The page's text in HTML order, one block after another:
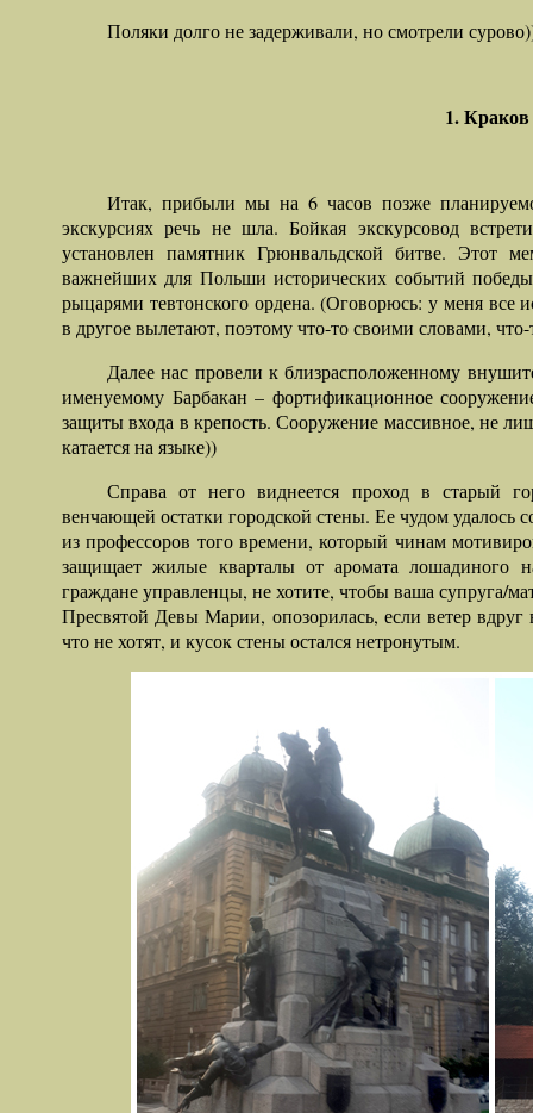
Поляки долго не задерживали, но смотрели
1. Краков
Итак, прибыли мы на 6 часов позже
экскурсиях речь не шла. Бойкая экскурсовод
установлен памятник Грюнвальдской битве. Этот
важнейших для Польши исторических событий
рыцарями тевтонского ордена. (Оговорюсь: у меня все
в другое вылетают, поэтому что-то своими словами,
Далее нас провели к близрасположенному
именуемому Барбакан – фортификационное
защиты входа в крепость. Сооружение массивное, не
катается на языке))
Справа от него виднеется проход в старый
венчающей остатки городской стены. Ее чудом удалось
из профессоров того времени, который чинам
защищает жилые кварталы от аромата лошадиного
граждане управленцы, не хотите, чтобы ваша супруга/
Пресвятой Девы Марии, опозорилась, если ветер
что не хотят, и кусок стены остался нетронутым.